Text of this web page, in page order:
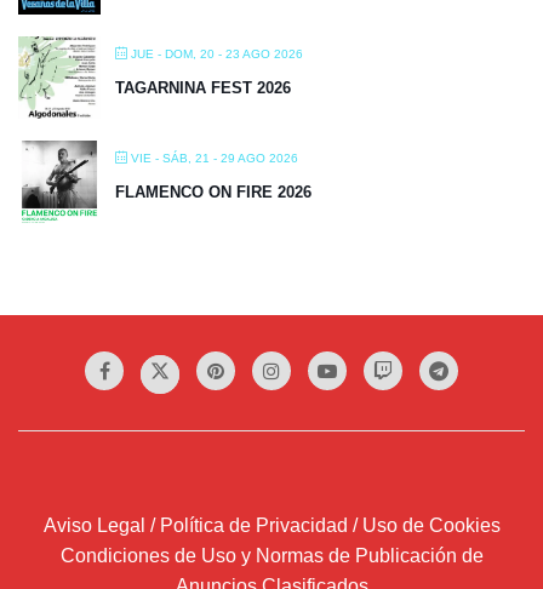
JUE - DOM, 20 - 23 AGO 2026
TAGARNINA FEST 2026
VIE - SÁB, 21 - 29 AGO 2026
FLAMENCO ON FIRE 2026
Aviso Legal / Política de Privacidad / Uso de Cookies
Condiciones de Uso y Normas de Publicación de